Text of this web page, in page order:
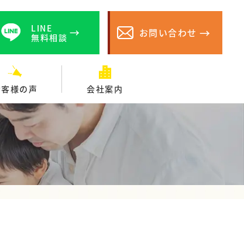
LINE
無料相談
お問い合わせ
様の声 会社案内